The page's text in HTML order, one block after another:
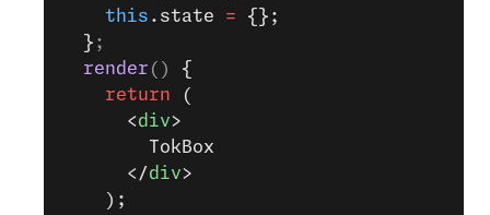
    this
.state = {};
  }
;
  render
() {
    return
(
      <
div>
        TokBox
      </
div>
    );